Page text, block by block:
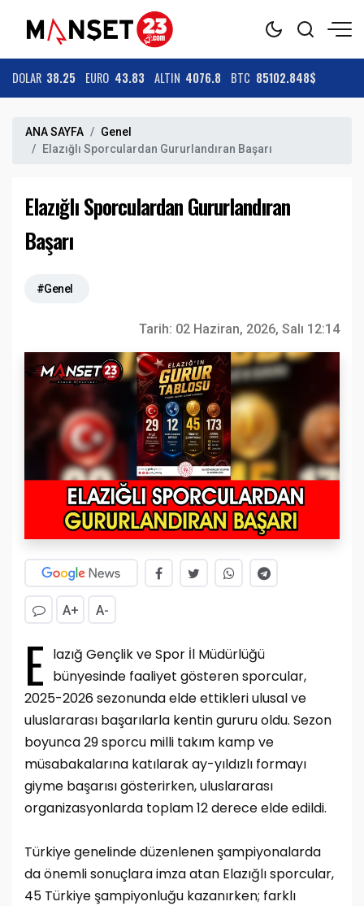
DOLAR 38.25 EURO 43.83 ALTIN 4076.8 BTC 85102.848$
ANA SAYFA
Genel
Elazığlı Sporculardan Gururlandıran Başarı
Elazığlı Sporculardan Gururlandıran
Başarı
#Genel
Tarih: 02 Haziran, 2026, Salı 12:14
A+ A-
E lazığ Gençlik ve Spor İl Müdürlüğü
bünyesinde faaliyet gösteren sporcular,
2025-2026 sezonunda elde ettikleri ulusal ve
uluslararası başarılarla kentin gururu oldu. Sezon
boyunca 29 sporcu milli takım kamp ve
müsabakalarına katılarak ay-yıldızlı formayı
giyme başarısı gösterirken, uluslararası
organizasyonlarda toplam 12 derece elde edildi.
Türkiye genelinde düzenlenen şampiyonalarda
da önemli sonuçlara imza atan Elazığlı sporcular,
45 Türkiye şampiyonluğu kazanırken; farklı